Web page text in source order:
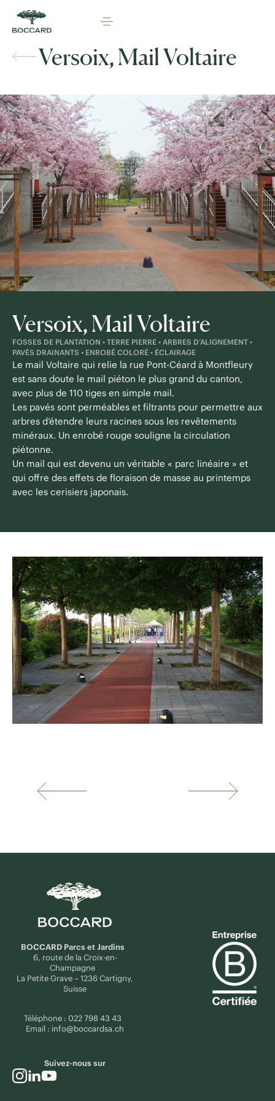
Versoix, Mail Voltaire
Versoix, Mail Voltaire
FOSSES DE PLANTATION • TERRE PIERRE • ARBRES D’ALIGNEMENT •
PAVÉS DRAINANTS • ENROBÉ COLORÉ • ÉCLAIRAGE
Le mail Voltaire qui relie la rue Pont-Céard à Montfleury
est sans doute le mail piéton le plus grand du canton,
avec plus de 110 tiges en simple mail.
Les pavés sont perméables et filtrants pour permettre aux
arbres d’étendre leurs racines sous les revêtements
minéraux. Un enrobé rouge souligne la circulation
piétonne.
Un mail qui est devenu un véritable « parc linéaire » et
qui offre des effets de floraison de masse au printemps
avec les cerisiers japonais.
BOCCARD Parcs et Jardins
6, route de la Croix-en-
Champagne
La Petite Grave – 1236 Cartigny,
Suisse
Téléphone : 022 798 43 43
Email : info@boccardsa.ch
Suivez-nous sur